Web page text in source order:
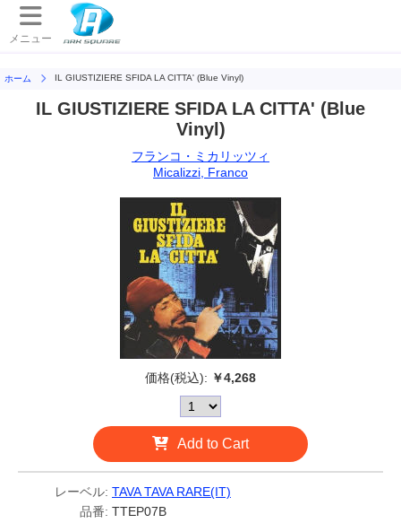
メニュー
ホーム IL GIUSTIZIERE SFIDA LA CITTA' (Blue Vinyl)
IL GIUSTIZIERE SFIDA LA CITTA' (Blue
Vinyl)
フランコ・ミカリッツィ
Micalizzi, Franco
価格(税込): ￥4,268
Add to Cart
レーベル: TAVA TAVA RARE(IT)
品番: TTEP07B